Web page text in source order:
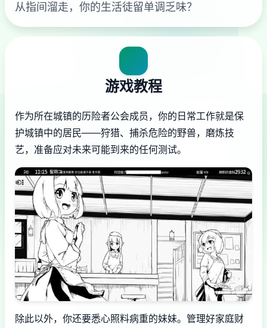
从指间溜走，你的生活徒留单调乏味？
游戏教程
作为所在城镇的历险者公会成员，你的日常工作就是保
护城镇中的居民——狩猎、捕杀危险的野兽，磨炼技
艺，准备应对未来可能到来的任何测试。
除此以外，你还要悉心照料病重的妹妹。管理好家庭财